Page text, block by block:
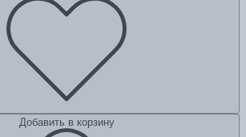
Добавить в корзину